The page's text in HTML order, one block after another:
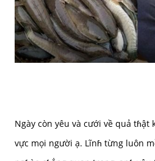
Ngày còn yêu và cưới về quả
vực mọi người ạ. Lĩnɦ từng luôn